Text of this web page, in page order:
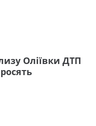
Оліївки ДТП